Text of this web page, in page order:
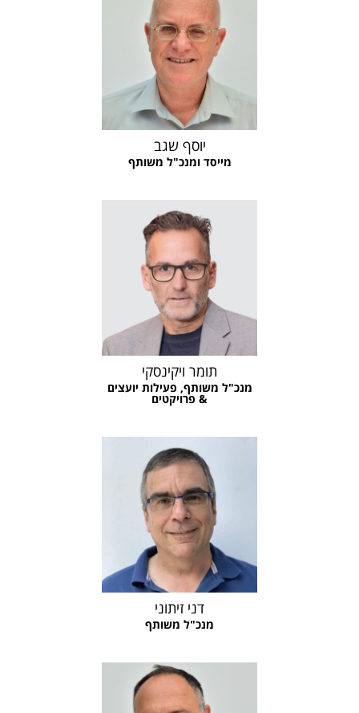
יוסף שגב
מייסד ומנכ"ל משותף
תומר ויקינסקי
מנכ"ל משותף, פעילות יועצים
& פרויקטים
דני זיתוני
מנכ"ל משותף